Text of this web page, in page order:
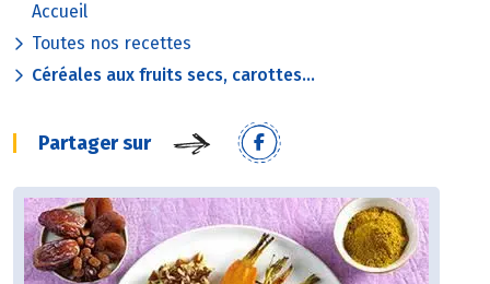
Accueil
Toutes nos recettes
Céréales aux fruits secs, carottes...
Partager sur